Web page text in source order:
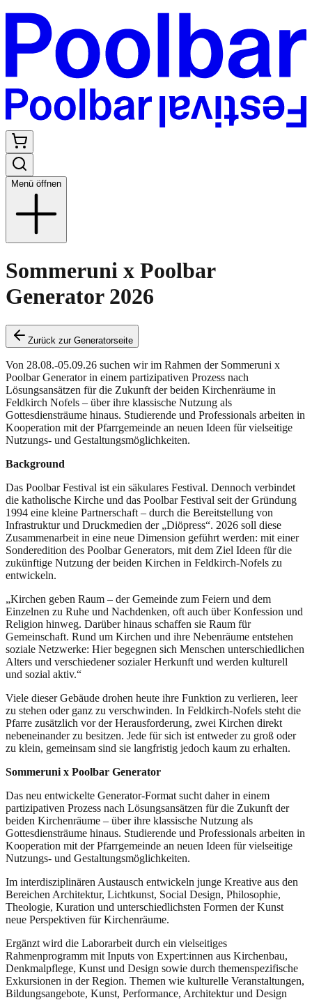
Menü öffnen
Sommeruni x Poolbar
Generator 2026
Zurück zur Generatorseite
Von 28.08.-05.09.26 suchen wir im Rahmen der Sommeruni x
Poolbar Generator in einem partizipativen Prozess nach
Lösungsansätzen für die Zukunft der beiden Kirchenräume in
Feldkirch Nofels – über ihre klassische Nutzung als
Gottesdiensträume hinaus. Studierende und Professionals arbeiten in
Kooperation mit der Pfarrgemeinde an neuen Ideen für vielseitige
Nutzungs- und Gestaltungsmöglichkeiten.
Background
Das Poolbar Festival ist ein säkulares Festival. Dennoch verbindet
die katholische Kirche und das Poolbar Festival seit der Gründung
1994 eine kleine Partnerschaft – durch die Bereitstellung von
Infrastruktur und Druckmedien der „Diöpress“. 2026 soll diese
Zusammenarbeit in eine neue Dimension geführt werden: mit einer
Sonderedition des Poolbar Generators, mit dem Ziel Ideen für die
zukünftige Nutzung der beiden Kirchen in Feldkirch-Nofels zu
entwickeln.
„Kirchen geben Raum – der Gemeinde zum Feiern und dem
Einzelnen zu Ruhe und Nachdenken, oft auch über Konfession und
Religion hinweg. Darüber hinaus schaffen sie Raum für
Gemeinschaft. Rund um Kirchen und ihre Nebenräume entstehen
soziale Netzwerke: Hier begegnen sich Menschen unterschiedlichen
Alters und verschiedener sozialer Herkunft und werden kulturell
und sozial aktiv.“
Viele dieser Gebäude drohen heute ihre Funktion zu verlieren, leer
zu stehen oder ganz zu verschwinden. In Feldkirch-Nofels steht die
Pfarre zusätzlich vor der Herausforderung, zwei Kirchen direkt
nebeneinander zu besitzen. Jede für sich ist entweder zu groß oder
zu klein, gemeinsam sind sie langfristig jedoch kaum zu erhalten.
Sommeruni x Poolbar Generator
Das neu entwickelte Generator-Format sucht daher in einem
partizipativen Prozess nach Lösungsansätzen für die Zukunft der
beiden Kirchenräume – über ihre klassische Nutzung als
Gottesdiensträume hinaus. Studierende und Professionals arbeiten in
Kooperation mit der Pfarrgemeinde an neuen Ideen für vielseitige
Nutzungs- und Gestaltungsmöglichkeiten.
Im interdisziplinären Austausch entwickeln junge Kreative aus den
Bereichen Architektur, Lichtkunst, Social Design, Philosophie,
Theologie, Kuration und unterschiedlichsten Formen der Kunst
neue Perspektiven für Kirchenräume.
Ergänzt wird die Laborarbeit durch ein vielseitiges
Rahmenprogramm mit Inputs von Expert:innen aus Kirchenbau,
Denkmalpflege, Kunst und Design sowie durch themenspezifische
Exkursionen in der Region. Themen wie kulturelle Veranstaltungen,
Bildungsangebote, Kunst, Performance, Architektur und Design